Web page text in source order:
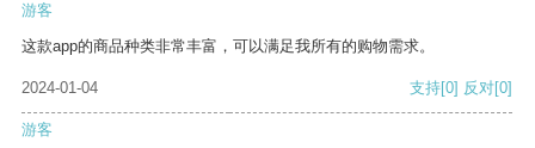
游客
这款app的商品种类非常丰富，可以满足我所有的购物需求。
2024-01-04 支持[0] 反对[0]
游客